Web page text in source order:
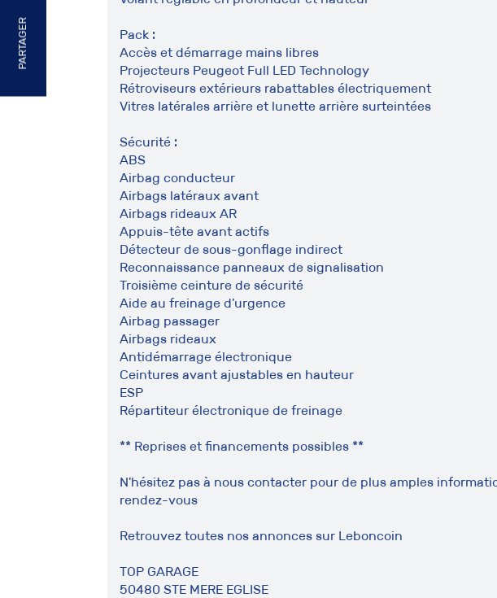
PARTAGER
Pack :
Accès et démarrage mains libres
Projecteurs Peugeot Full LED Technology
Rétroviseurs extérieurs rabattables électriquement
Vitres latérales arrière et lunette arrière surteintées
Sécurité :
ABS
Airbag conducteur
Airbags latéraux avant
Airbags rideaux AR
Appuis-tête avant actifs
Détecteur de sous-gonflage indirect
Reconnaissance panneaux de signalisation
Troisième ceinture de sécurité
Aide au freinage d'urgence
Airbag passager
Airbags rideaux
Antidémarrage électronique
Ceintures avant ajustables en hauteur
ESP
Répartiteur électronique de freinage
** Reprises et financements possibles **
N'hésitez pas à nous contacter pour de plus amples
rendez-vous
Retrouvez toutes nos annonces sur Leboncoin
TOP GARAGE
50480 STE MERE EGLISE